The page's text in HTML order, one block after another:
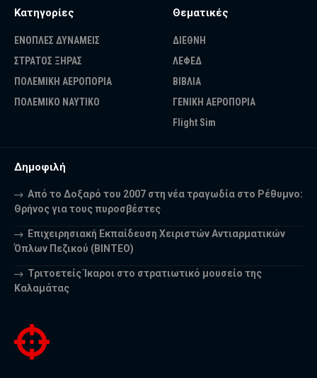
Κατηγορίες
ΕΝΟΠΛΕΣ ΔΥΝΑΜΕΙΣ
ΣΤΡΑΤΟΣ ΞΗΡΑΣ
ΠΟΛΕΜΙΚΗ ΑΕΡΟΠΟΡΙΑ
ΠΟΛΕΜΙΚΟ ΝΑΥΤΙΚΟ
Θεματικές
ΔΙΕΘΝΗ
ΛΕΦΕΔ
ΒΙΒΛΙΑ
ΓΕΝΙΚΗ ΑΕΡΟΠΟΡΙΑ
Flight Sim
Δημοφιλή
Από το Δοξαρό του 2007 στη νέα τραγωδία στο Ρέθυμνο:
Θρήνος για τους πυροσβέστες
Επιχειρησιακή Εκπαίδευση Χειριστών Αντιαρματικών
Όπλων Πεζικού (ΒΙΝΤΕΟ)
Τριτοετείς Ίκαροι στο στρατιωτικό μουσείο της
Καλαμάτας